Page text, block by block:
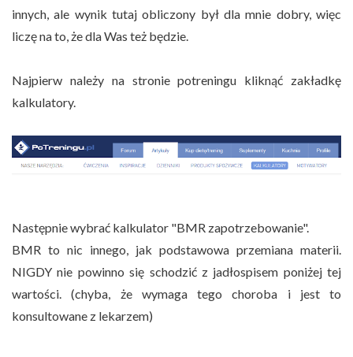
innych, ale wynik tutaj obliczony był dla mnie dobry, więc
liczę na to, że dla Was też będzie.
Najpierw należy na stronie potreningu kliknąć zakładkę
kalkulatory.
Następnie wybrać kalkulator "BMR zapotrzebowanie".
BMR to nic innego, jak podstawowa przemiana materii.
NIGDY nie powinno się schodzić z jadłospisem poniżej tej
wartości. (chyba, że wymaga tego choroba i jest to
konsultowane z lekarzem)